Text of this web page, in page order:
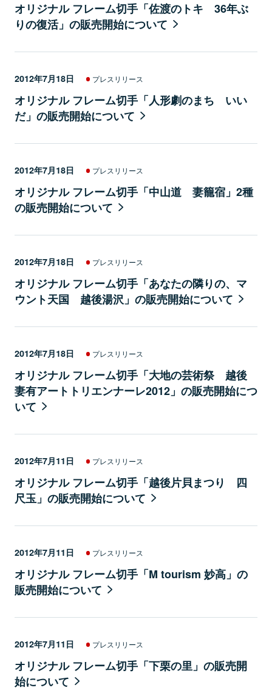
オリジナル フレーム切手「佐渡のトキ 36年ぶ
りの復活」の販売開始について
2012年7月18日 プレスリリース
オリジナル フレーム切手「人形劇のまち いい
だ」の販売開始について
2012年7月18日 プレスリリース
オリジナル フレーム切手「中山道 妻籠宿」2種
の販売開始について
2012年7月18日 プレスリリース
オリジナル フレーム切手「あなたの隣りの、マ
ウント天国 越後湯沢」の販売開始について
2012年7月18日 プレスリリース
オリジナル フレーム切手「大地の芸術祭 越後
妻有アートトリエンナーレ2012」の販売開始につ
いて
2012年7月11日 プレスリリース
オリジナル フレーム切手「越後片貝まつり 四
尺玉」の販売開始について
2012年7月11日 プレスリリース
オリジナル フレーム切手「M tourism 妙高」の
販売開始について
2012年7月11日 プレスリリース
オリジナル フレーム切手「下栗の里」の販売開
始について